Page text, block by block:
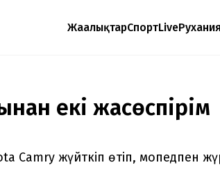
ЖаңалықтарСпортLive
екі жасөспірім
Camry жүйткіп өтіп, мопедпен